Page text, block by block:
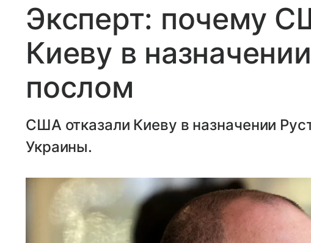
Эксперт: почему
Киеву в
послом
США отказали Киеву в назначении
Украины.